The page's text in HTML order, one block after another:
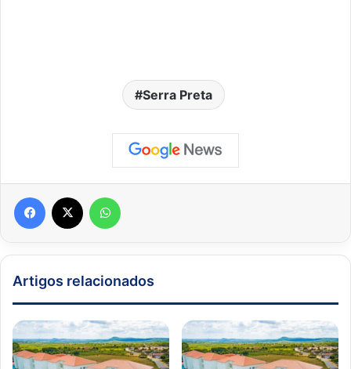
Serra Preta
Facebook
Artigos relacionados